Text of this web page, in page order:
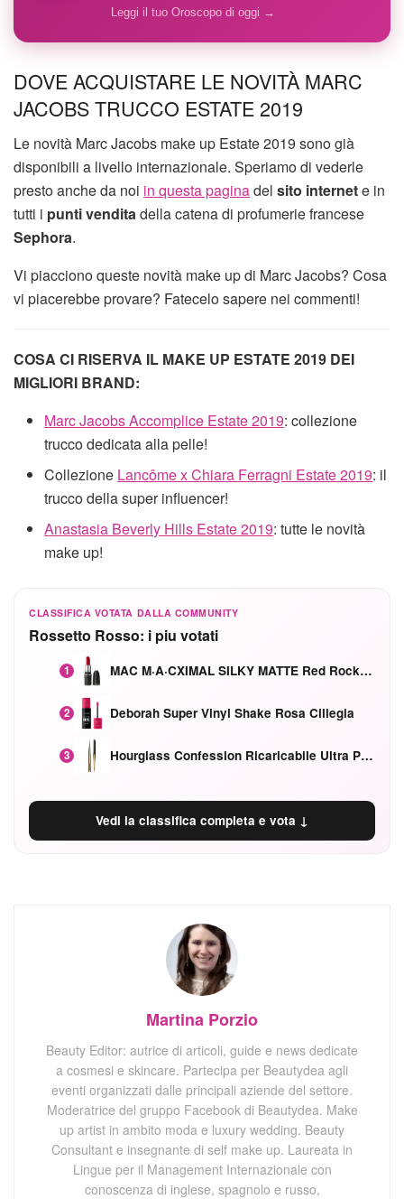
Leggi il tuo Oroscopo di oggi →
DOVE ACQUISTARE LE NOVITÀ MARC
JACOBS TRUCCO ESTATE 2019
Le novità Marc Jacobs make up Estate 2019 sono già
disponibili a livello internazionale. Speriamo di vederle
presto anche da noi in questa paginadel sito internete in
tutti i punti venditadella catena di profumerie francese
Sephora.
Vi piacciono queste novità make up di Marc Jacobs? Cosa
vi piacerebbe provare? Fatecelo sapere nei commenti!
COSA CI RISERVA IL MAKE UP ESTATE 2019 DEI
MIGLIORI BRAND:
Marc Jacobs Accomplice Estate 2019: collezione
trucco dedicata alla pelle!
Collezione Lancôme x Chiara Ferragni Estate 2019: il
trucco della super influencer!
Anastasia Beverly Hills Estate 2019: tutte le novità
make up!
CLASSIFICA VOTATA DALLA COMMUNITY
Rossetto Rosso: i piu votati
1 MAC M·A·CXIMAL SILKY MATTE Red Rock mat
2 Deborah Super Vinyl Shake Rosa Ciliegia
3 Hourglass Confession Ricaricabile Ultra Preciso Ad Alta Intensità Secretly Classic Red
Vedi la classifica completa e vota ↓
Martina Porzio
Beauty Editor: autrice di articoli, guide e news dedicate
a cosmesi e skincare. Partecipa per Beautydea agli
eventi organizzati dalle principali aziende del settore.
Moderatrice del gruppo Facebook di Beautydea. Make
up artist in ambito moda e luxury wedding. Beauty
Consultant e insegnante di self make up. Laureata in
Lingue per il Management Internazionale con
conoscenza di inglese, spagnolo e russo,